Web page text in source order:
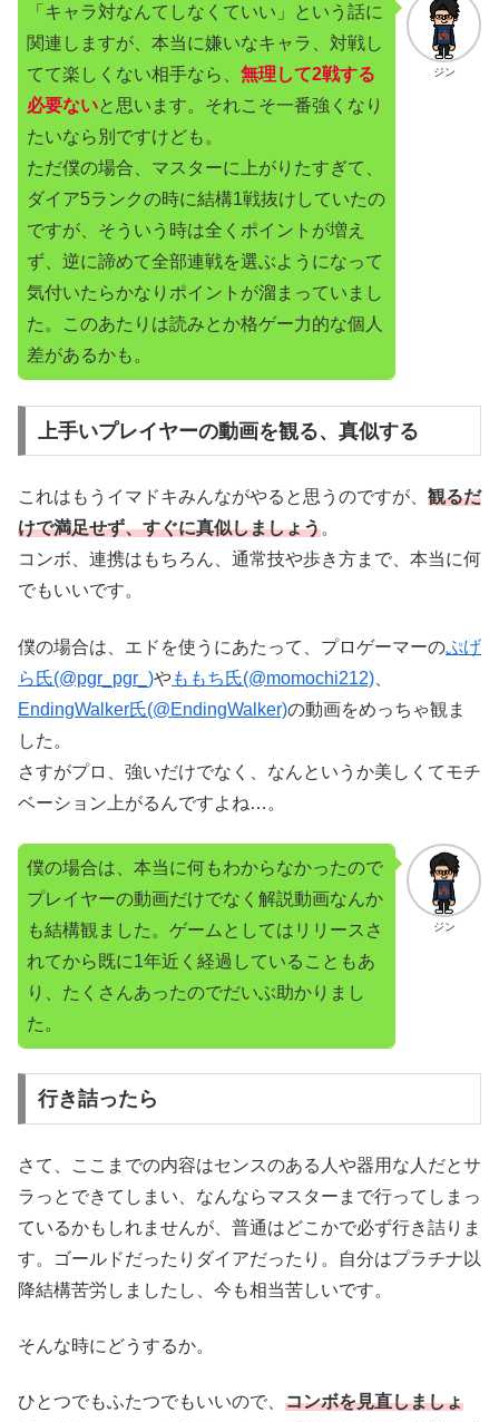
ジン
「キャラ対なんてしなくていい」という話に
関連しますが、本当に嫌いなキャラ、対戦し
てて楽しくない相手なら、 無理して2戦する
必要ないと思います。それこそ一番強くなり
たいなら別ですけども。
ただ僕の場合、マスターに上がりたすぎて、
ダイア5ランクの時に結構1戦抜けしていたの
ですが、そういう時は全くポイントが増え
ず、逆に諦めて全部連戦を選ぶようになって
気付いたらかなりポイントが溜まっていまし
た。このあたりは読みとか格ゲー力的な個人
差があるかも。
上手いプレイヤーの動画を観る、真似する
これはもうイマドキみんながやると思うのですが、 観るだ
けで満足せず、すぐに真似しましょう。
コンボ、連携はもちろん、通常技や歩き方まで、本当に何
でもいいです。
僕の場合は、エドを使うにあたって、プロゲーマーのぷげ
ら氏(@pgr_pgr_)やももち氏(@momochi212)
EndingWalker氏(@EndingWalker)の動画をめっちゃ観ま
した。
さすがプロ、強いだけでなく、なんというか美しくてモチ
ベーション上がるんですよね…。
ジン
僕の場合は、本当に何もわからなかったので
プレイヤーの動画だけでなく解説動画なんか
も結構観ました。ゲームとしてはリリースさ
れてから既に1年近く経過していることもあ
り、たくさんあったのでだいぶ助かりまし
た。
行き詰ったら
さて、ここまでの内容はセンスのある人や器用な人だとサ
ラっとできてしまい、なんならマスターまで行ってしまっ
ているかもしれませんが、普通はどこかで必ず行き詰りま
す。ゴールドだったりダイアだったり。自分はプラチナ以
降結構苦労しましたし、今も相当苦しいです。
そんな時にどうするか。
ひとつでもふたつでもいいので、 コンボを見直しましょ